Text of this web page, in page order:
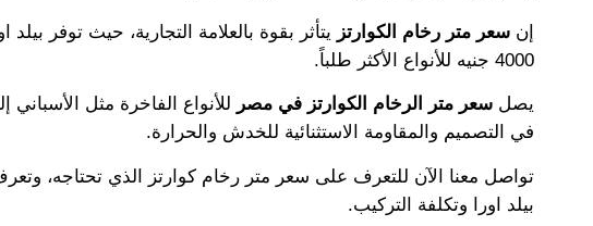
إن سعر متر رخام الكوارتز يتأثر بقوة بالعلامة التجارية، حيث توفر
4000 جنيه للأنواع الأكثر طلباً.
يصل سعر متر الرخام الكوارتز في مصر
في التصميم والمقاومة الاستثنائية للخدش والحرارة.
تواصل معنا الآن للتعرف على سعر متر رخام كوارتز الذي تحتاجه،
بيلد اورا وتكلفة التركيب.